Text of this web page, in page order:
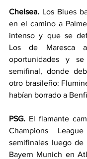
Chelsea. Los Blues
en el camino a
intenso y que se
Los de Maresca
oportunidades y
semifinal, donde
otro brasileño:
habían borrado a
PSG. El flamante
Champions
semifinales luego
Bayern Munich en